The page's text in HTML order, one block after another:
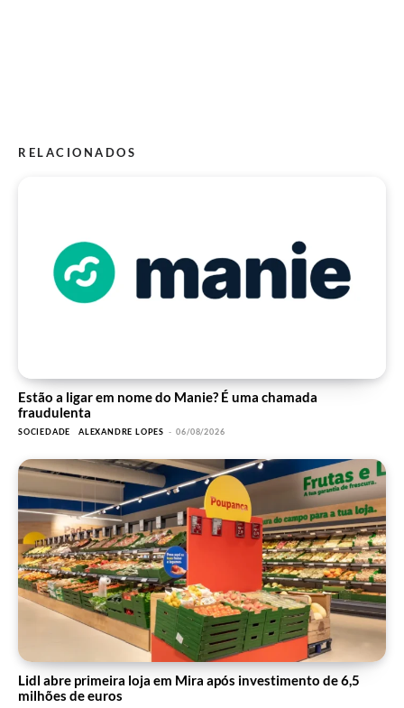
RELACIONADOS
Estão a ligar em nome do Manie? É uma chamada
fraudulenta
SOCIEDADE ALEXANDRE LOPES - 06/08/2026
Lidl abre primeira loja em Mira após investimento de 6,5
milhões de euros